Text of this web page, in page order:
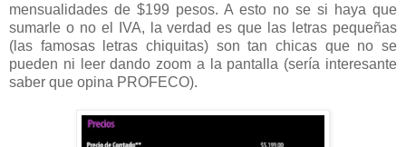
mensualidades de $199 pesos. A esto no se si haya que
sumarle o no el IVA, la verdad es que las letras pequeñas
(las famosas letras chiquitas) son tan chicas que no se
pueden ni leer dando zoom a la pantalla (sería interesante
saber que opina PROFECO).